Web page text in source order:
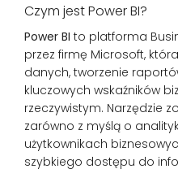
Czym jest Power BI?
Power BI to platforma
przez firmę Microsoft,
danych, tworzenie
kluczowych wskaźników
rzeczywistym. Narzędzie
zarówno z myślą o
użytkownikach
szybkiego dostępu do